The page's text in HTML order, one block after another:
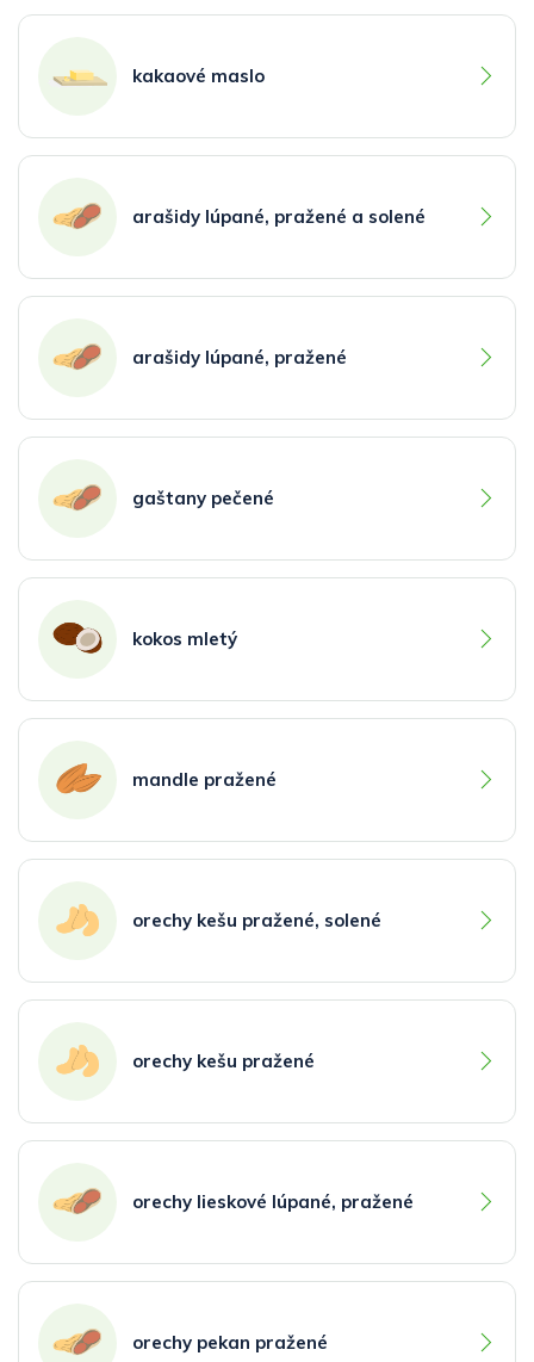
kakaové maslo
arašidy lúpané, pražené a solené
arašidy lúpané, pražené
gaštany pečené
kokos mletý
mandle pražené
orechy kešu pražené, solené
orechy kešu pražené
orechy lieskové lúpané, pražené
orechy pekan pražené